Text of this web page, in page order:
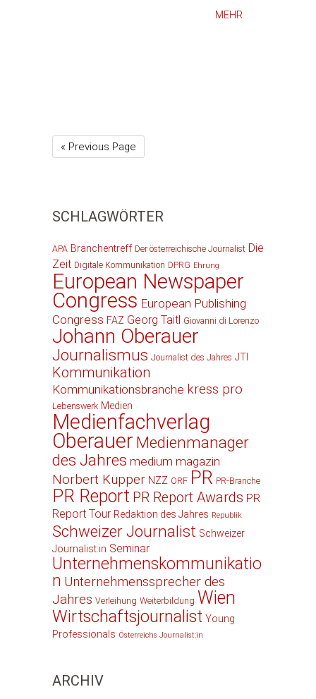
MEHR
« Previous Page
SCHLAGWÖRTER
APA Branchentreff Der österreichische Journalist Die
Zeit Digitale Kommunikation DPRG Ehrung
European Newspaper
Congress European Publishing
Congress FAZ Georg Taitl Giovanni di Lorenzo
Johann Oberauer
Journalismus Journalist des Jahres JTI
Kommunikation
Kommunikationsbranche kress pro
Lebenswerk Medien
Medienfachverlag
Oberauer Medienmanager
des Jahres medium magazin
Norbert Küpper NZZ ORF PR PR-Branche
PR Report PR Report Awards PR
Report Tour Redaktion des Jahres Republik
Schweizer Journalist Schweizer
Journalist:in Seminar
Unternehmenskommunikatio
n Unternehmenssprecher des
Jahres Verleihung Weiterbildung Wien
Wirtschaftsjournalist Young
Professionals Österreichs Journalist:in
ARCHIV